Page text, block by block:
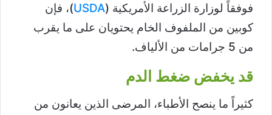
فوفقاً لوزارة الزراعة الأمريكية (USDA)، فإن
كوبين من الملفوف الخام يحتويان على ما يقرب
من 5 جرامات من الألياف.
قد يخفض ضغط الدم
كثيراً ما ينصح الأطباء، المرضى الذين يعانون من